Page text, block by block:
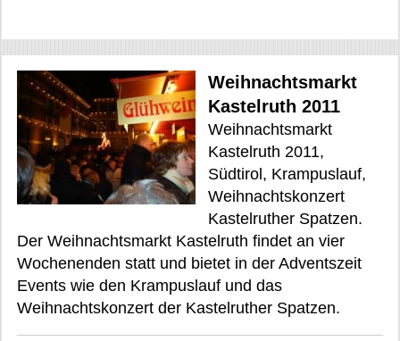
Weihnachtsmarkt
Kastelruth 2011
Weihnachtsmarkt
Kastelruth 2011,
Südtirol, Krampuslauf,
Weihnachtskonzert
Kastelruther Spatzen.
Der Weihnachtsmarkt Kastelruth findet an vier
Wochenenden statt und bietet in der Adventszeit
Events wie den Krampuslauf und das
Weihnachtskonzert der Kastelruther Spatzen.